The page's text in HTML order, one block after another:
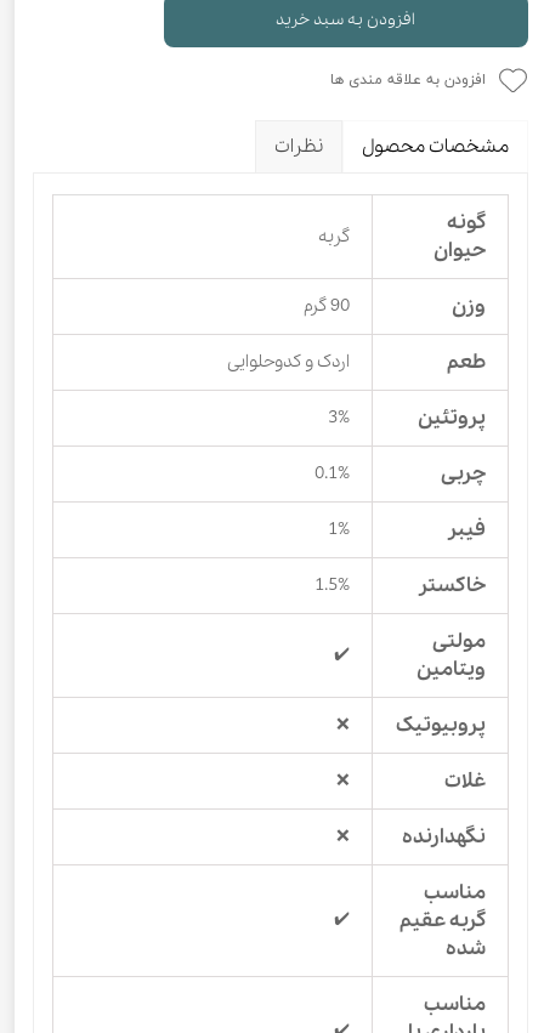
افزودن به سبد خرید
افزودن به علاقه مندی ها
مشخصات محصول نظرات
گونه
حیوان
گربه
وزن 90 گرم
طعم اردک و کدوحلوایی
پروتئین 3%
چربی 0.1%
فیبر 1%
خاکستر 1.5%
مولتی
ویتامین
✔️
پروبیوتیک ❌
غلات ❌
نگهدارنده ❌
مناسب
گربه عقیم
شده
✔️
مناسب